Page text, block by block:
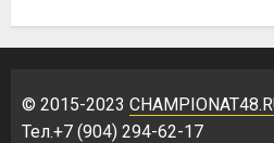
© 2015-2023
Тел.+7 (904) 294-62-17